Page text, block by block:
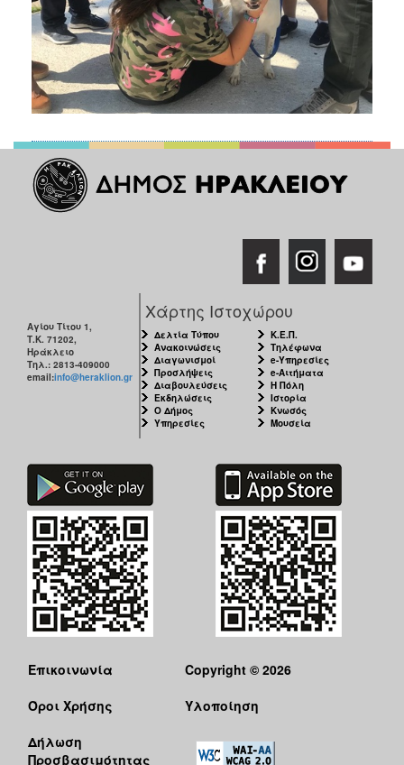
Αγίου Τίτου 1,
Τ.Κ. 71202,
Ηράκλειο
Τηλ.: 2813-409000
email:info@heraklion.gr
Χάρτης Ιστοχώρου
Δελτία Τύπου
Ανακοινώσεις
Διαγωνισμοί
Προσλήψεις
Διαβουλεύσεις
Εκδηλώσεις
Ο Δήμος
Υπηρεσίες
Κ.Ε.Π.
Τηλέφωνα
e-Υπηρεσίες
e-Αιτήματα
Η Πόλη
Ιστορία
Κνωσός
Μουσεία
Επικοινωνία
Όροι Χρήσης
Δήλωση
Προσβασιμότητας
Copyright © 2026
Υλοποίηση